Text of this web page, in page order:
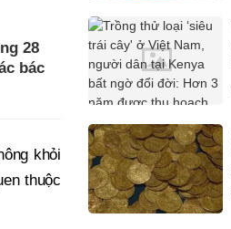
28
bác
khỏi
thuộc